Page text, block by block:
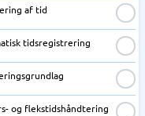
af tid
tidsregistrering
og flekstidshåndtering